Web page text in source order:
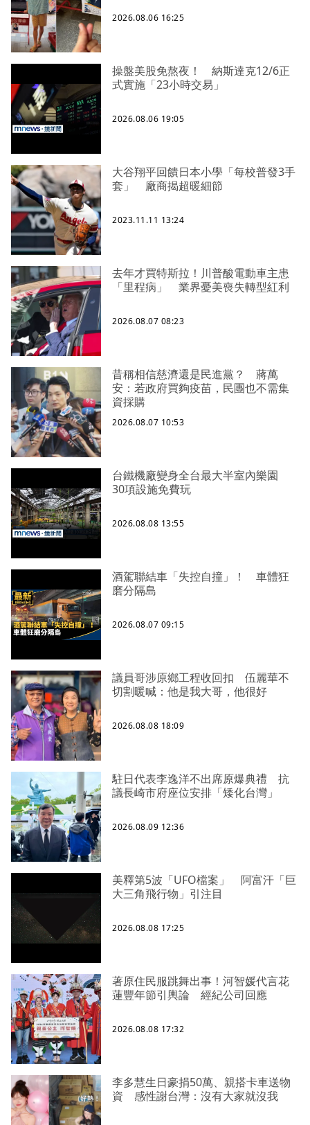
2026.08.06 16:25
操盤美股免熬夜！ 納斯達克12/6正
式實施「23小時交易」
2026.08.06 19:05
大谷翔平回饋日本小學「每校普發3手
套」 廠商揭超暖細節
2023.11.11 13:24
去年才買特斯拉！川普酸電動車主患
「里程病」 業界憂美喪失轉型紅利
2026.08.07 08:23
昔稱相信慈濟還是民進黨？ 蔣萬
安：若政府買夠疫苗，民團也不需集
資採購
2026.08.07 10:53
台鐵機廠變身全台最大半室內樂園
30項設施免費玩
2026.08.08 13:55
酒駕聯結車「失控自撞」！ 車體狂
磨分隔島
2026.08.07 09:15
議員哥涉原鄉工程收回扣 伍麗華不
切割暖喊：他是我大哥，他很好
2026.08.08 18:09
駐日代表李逸洋不出席原爆典禮 抗
議長崎市府座位安排「矮化台灣」
2026.08.09 12:36
美釋第5波「UFO檔案」 阿富汗「巨
大三角飛行物」引注目
2026.08.08 17:25
著原住民服跳舞出事！河智媛代言花
蓮豐年節引輿論 經紀公司回應
2026.08.08 17:32
李多慧生日豪捐50萬、親搭卡車送物
資 感性謝台灣：沒有大家就沒我